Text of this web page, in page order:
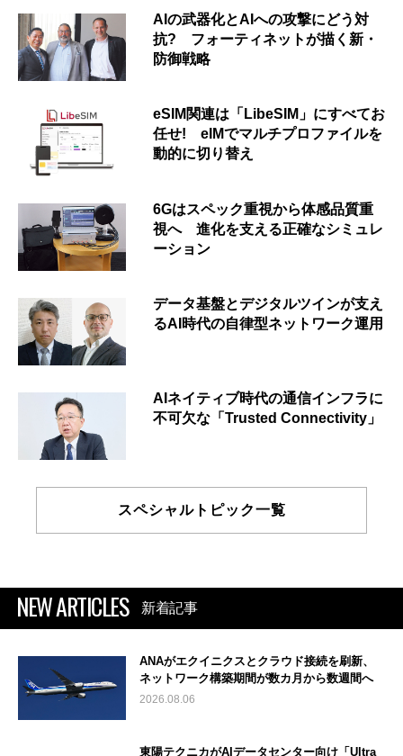
AIの武器化とAIへの攻撃にどう対
抗? フォーティネットが描く新・
防御戦略
eSIM関連は「LibeSIM」にすべてお
任せ! eIMでマルチプロファイルを
動的に切り替え
6Gはスペック重視から体感品質重
視へ 進化を支える正確なシミュレ
ーション
データ基盤とデジタルツインが支え
るAI時代の自律型ネットワーク運用
AIネイティブ時代の通信インフラに
不可欠な「Trusted Connectivity」
スペシャルトピック一覧
NEW ARTICLES 新着記事
ANAがエクイニクスとクラウド接続を刷新、
ネットワーク構築期間が数カ月から数週間へ
2026.08.06
東陽テクニカがAIデータセンター向け「Ultra